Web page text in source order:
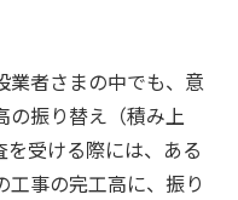
業者さまの中でも、意
の振り替え（積み上
受ける際には、ある
事の完工高に、振り